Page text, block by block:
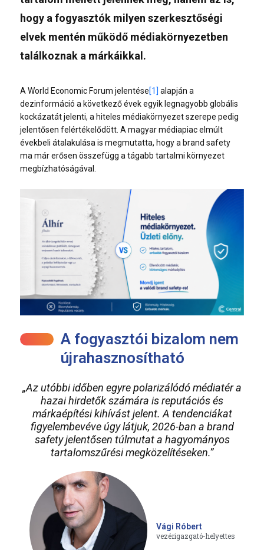
hogy a fogyasztók milyen szerkesztőségi
elvek mentén működő médiakörnyezetben
találkoznak a márkáikkal.
A World Economic Forum jelentése[1] alapján a
dezinformáció a következő évek egyik legnagyobb globális
kockázatát jelenti, a hiteles médiakörnyezet szerepe pedig
jelentősen felértékelődött. A magyar médiapiac elmúlt
évekbeli átalakulása is megmutatta, hogy a brand safety
ma már erősen összefügg a tágabb tartalmi környezet
megbízhatóságával.
A fogyasztói bizalom nem
újrahasznosítható
„Az utóbbi időben egyre polarizálódó médiatér a
hazai hirdetők számára is reputációs és
márkaépítési kihívást jelent. A tendenciákat
figyelembevéve úgy látjuk, 2026-ban a brand
safety jelentősen túlmutat a hagyományos
tartalomszűrési megközelítéseken.”
Vági Róbert
vezérigazgató-helyettes